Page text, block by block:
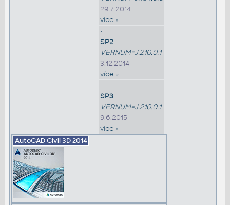
29.7.2014
více »
•
SP2
VERNUM=J.210.0.1
3.12.2014
více »
•
SP3
VERNUM=J.210.0.1
9.6.2015
více »
AutoCAD Civil 3D2014